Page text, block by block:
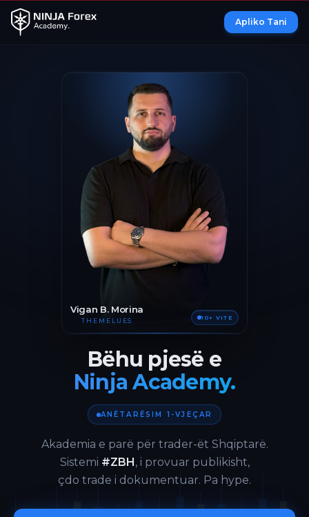
Apliko Tani
Vigan B. Morina
THEMELUES 10+ VITE
Bëhu pjesë e
Ninja Academy.
ANËTARËSIM 1-VJEÇAR
Akademia e parë për trader-ët Shqiptarë.
Sistemi #ZBH, i provuar publikisht,
çdo trade i dokumentuar. Pa hype.